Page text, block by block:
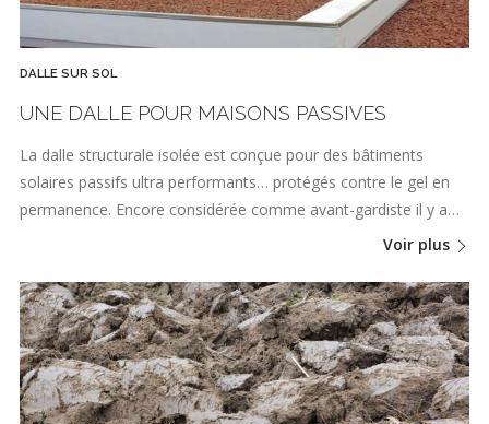
DALLE SUR SOL
UNE DALLE POUR MAISONS PASSIVES
La dalle structurale isolée est conçue pour des bâtiments
solaires passifs ultra performants… protégés contre le gel en
permanence. Encore considérée comme avant-gardiste il y a…
Voir plus